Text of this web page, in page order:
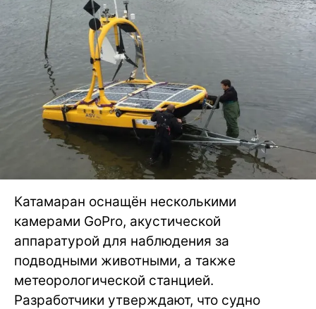
Катамаран оснащён несколькими
камерами GoPro, акустической
аппаратурой для наблюдения за
подводными животными, а также
метеорологической станцией.
Разработчики утверждают, что судно